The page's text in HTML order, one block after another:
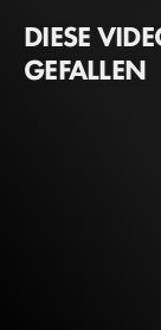
DIESE
GEFALLEN